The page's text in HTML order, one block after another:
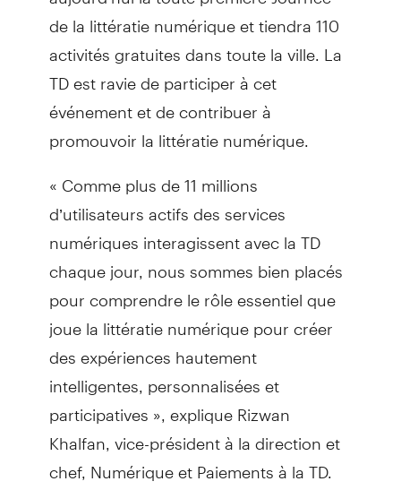
de la littératie numérique et tiendra 110
activités gratuites dans toute la ville. La
TD est ravie de participer à cet
événement et de contribuer à
promouvoir la littératie numérique.
« Comme plus de 11 millions
d’utilisateurs actifs des services
numériques interagissent avec la TD
chaque jour, nous sommes bien placés
pour comprendre le rôle essentiel que
joue la littératie numérique pour créer
des expériences hautement
intelligentes, personnalisées et
participatives », explique Rizwan
Khalfan, vice-président à la direction et
chef, Numérique et Paiements à la TD.